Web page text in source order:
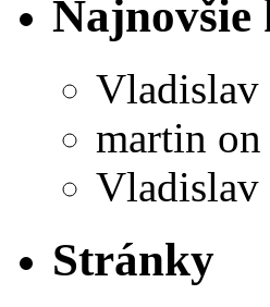
Najnovšie
Vladislav
martin on
Vladislav
Stránky